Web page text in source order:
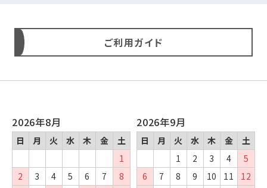
ご利用ガイド
2026年8月
日 月 火 水 木 金
土
1
2
3 4 5 6 7
8
2026年9月
日 月 火 水 木 金
土
1
2 3 4
5
6
7 8 9 10 11
12